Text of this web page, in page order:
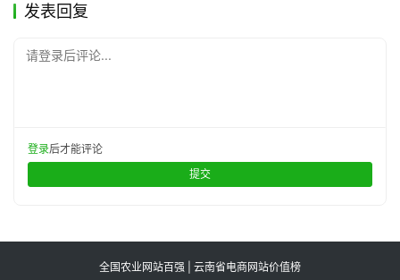
发表回复
请登录后评论...
登录后才能评论
提交
全国农业网站百强 | 云南省电商网站价值榜